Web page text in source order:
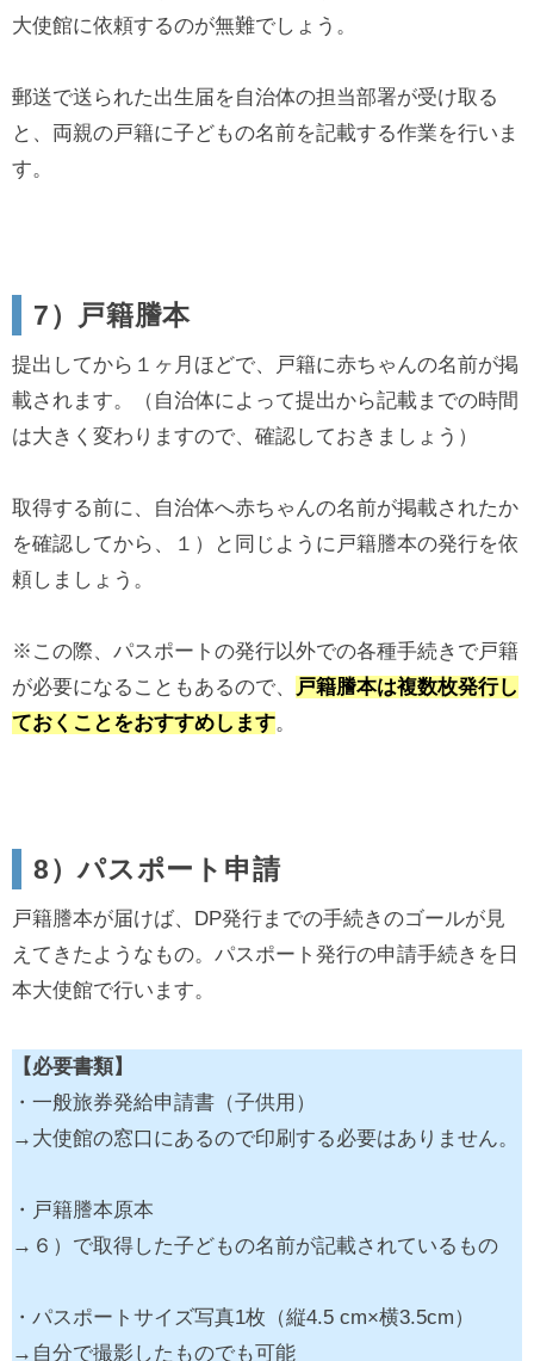
大使館に依頼するのが無難でしょう。
郵送で送られた出生届を自治体の担当部署が受け取る
と、両親の戸籍に子どもの名前を記載する作業を行いま
す。
7）戸籍謄本
提出してから１ヶ月ほどで、戸籍に赤ちゃんの名前が掲
載されます。（自治体によって提出から記載までの時間
は大きく変わりますので、確認しておきましょう）
取得する前に、自治体へ赤ちゃんの名前が掲載されたか
を確認してから、１）と同じように戸籍謄本の発行を依
頼しましょう。
※この際、パスポートの発行以外での各種手続きで戸籍
が必要になることもあるので、
戸籍謄本は複数枚発行し
ておくことをおすすめします。
8）パスポート申請
戸籍謄本が届けば、DP発行までの手続きのゴールが見
えてきたようなもの。パスポート発行の申請手続きを日
本大使館で行います。
【必要書類】
・一般旅券発給申請書（子供用）
→大使館の窓口にあるので印刷する必要はありません。
・戸籍謄本原本
→６）で取得した子どもの名前が記載されているもの
・パスポートサイズ写真1枚（縦4.5 cm×横3.5cm）
→自分で撮影したものでも可能